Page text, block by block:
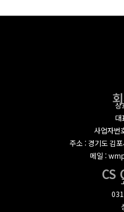
상
대
사업자
주소 : 경기도 김
메일 :
CS